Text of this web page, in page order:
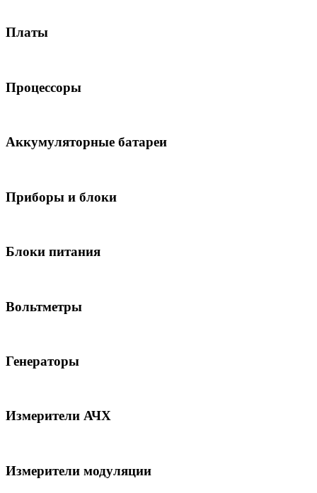
Платы
Процессоры
Аккумуляторные батареи
Приборы и блоки
Блоки питания
Вольтметры
Генераторы
Измерители АЧХ
Измерители модуляции